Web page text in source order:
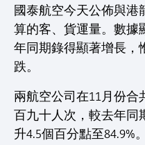
國泰航空今天公佈與港
算的客、貨運量。數據
年同期錄得顯著增長，
跌。
兩航空公司在11月份合
百九十人次，較去年同
升4.5個百分點至84.9%